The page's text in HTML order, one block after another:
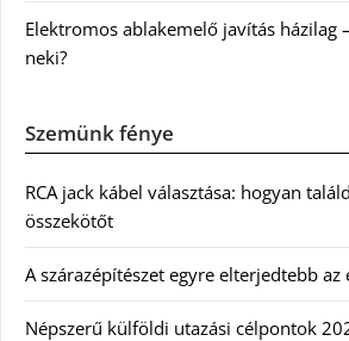
Elektromos ablakemelő javítás házilag
neki?
Szemünk fénye
RCA jack kábel választása: hogyan
összekötőt
A szárazépítészet egyre elterjedtebb
Népszerű külföldi utazási célpontok